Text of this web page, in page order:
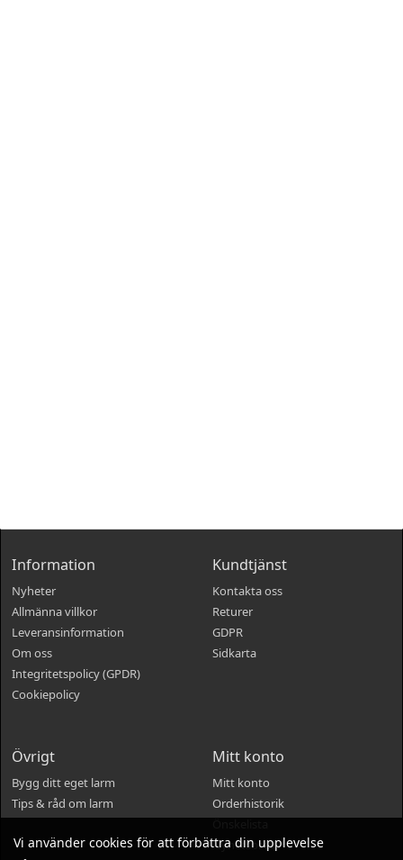
Vi använder cookies för att förbättra din upplevelse
Information
Nyheter
Allmänna villkor
Leveransinformation
Om oss
Integritetspolicy (GPDR)
Cookiepolicy
Kundtjänst
Kontakta oss
Returer
GDPR
Sidkarta
Övrigt
Bygg ditt eget larm
Tips & råd om larm
Mitt konto
Mitt konto
Orderhistorik
Nyhetsbrev